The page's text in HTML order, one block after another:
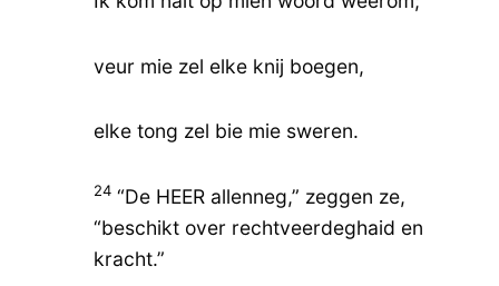
veur mie zel elke knij boegen,
elke tong zel bie mie sweren.
24“De HEER allenneg,” zeggen ze,
“beschikt over rechtveerdeghaid en
kracht.”